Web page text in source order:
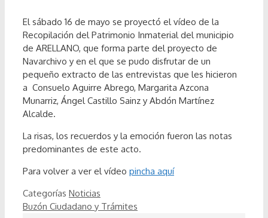
El sábado 16 de mayo se proyectó el vídeo de la
Recopilación del Patrimonio Inmaterial del municipio
de ARELLANO, que forma parte del proyecto de
Navarchivo y en el que se pudo disfrutar de un
pequeño extracto de las entrevistas que les hicieron
a Consuelo Aguirre Abrego, Margarita Azcona
Munarriz, Ángel Castillo Sainz y Abdón Martínez
Alcalde.
La risas, los recuerdos y la emoción fueron las notas
predominantes de este acto.
Para volver a ver el vídeo pincha aquí
Categorías Noticias
Buzón Ciudadano y Trámites